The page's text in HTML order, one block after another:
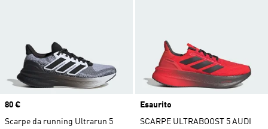
Price
80 €
Scarpe da running Ultrarun 5
Esaurito
SCARPE ULTRABOOST 5 AUDI